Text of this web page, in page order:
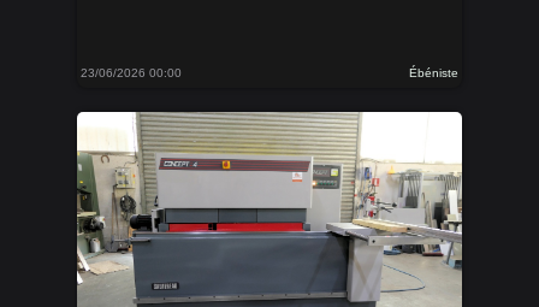
23/06/2026 00:00 Ébéniste